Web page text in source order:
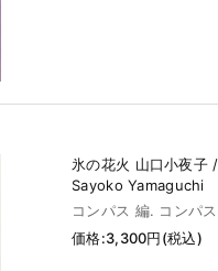
氷の花火 山口小夜
Sayoko Yamaguchi
コンパス 編. コンパ
価格:3,300円(税込)